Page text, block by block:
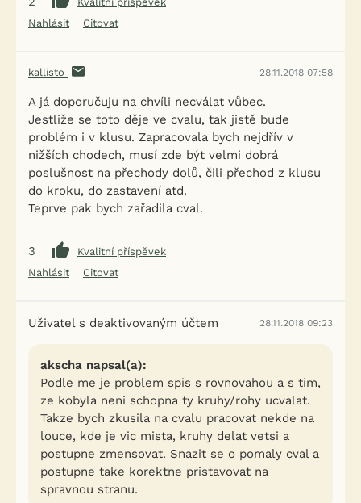
Nahlásit
Citovat
kallisto 28.11.2018 07:58
A já doporučuju na chvíli necválat vůbec.
Jestliže se toto děje ve cvalu, tak jistě bude
problém i v klusu. Zapracovala bych nejdřív v
nižších chodech, musí zde být velmi dobrá
poslušnost na přechody dolů, čili přechod z klusu
do kroku, do zastavení atd.
Teprve pak bych zařadila cval.
3
Kvalitní příspěvek
Nahlásit
Citovat
Uživatel s deaktivovaným účtem 28.11.2018 09:23
akscha napsal(a):
Podle me je problem spis s rovnovahou a s tim,
ze kobyla neni schopna ty kruhy/rohy ucvalat.
Takze bych zkusila na cvalu pracovat nekde na
louce, kde je vic mista, kruhy delat vetsi a
postupne zmensovat. Snazit se o pomaly cval a
postupne take korektne pristavovat na
spravnou stranu.